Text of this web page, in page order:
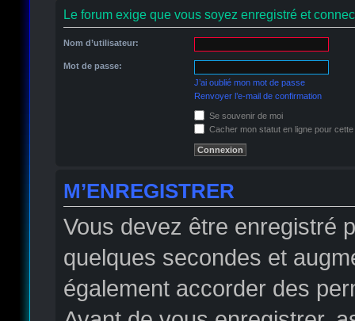
Le forum exige que vous soyez enregistré et
Nom d’utilisateur:
Mot de passe:
J’ai oublié mon mot de passe
Renvoyer l’e-mail de confirmation
Se souvenir de moi
Cacher mon statut en ligne pour
M’ENREGISTRER
Vous devez être enregistré
quelques secondes et
également accorder des